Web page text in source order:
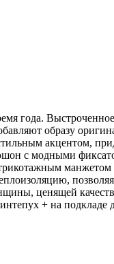
года.
образу
акцентом,
с модными
ценящей
+ на подкладе